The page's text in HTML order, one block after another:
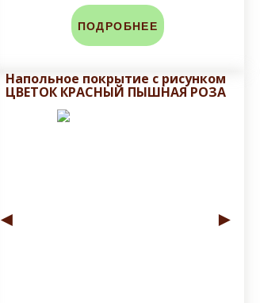
ПОДРОБНЕЕ
Напольное покрытие с рисунком
ЦВЕТОК КРАСНЫЙ ПЫШНАЯ РОЗА
◄ ►